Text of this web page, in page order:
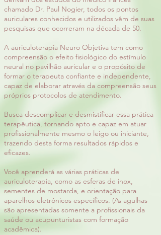
chamado Dr. Paul Nogier, todos os pontos
auriculares conhecidos e utilizados vêm de suas
pesquisas que ocorreram na década de 50.
A auriculoterapia Neuro Objetiva tem como
compreensão o efeito fisiológico do estímulo
neural no pavilhão auricular e o propósito de
formar o terapeuta confiante e independente,
capaz de elaborar através da compreensão seus
próprios protocolos de atendimento.
Busca descomplicar e desmistificar essa prática
terapêutica, tornando apto e capaz em atuar
profissionalmente mesmo o leigo ou iniciante,
trazendo desta forma resultados rápidos e
eficazes.
Você aprenderá as várias práticas de
auriculoterapia, como as esferas de inox,
sementes de mostarda, e orientação para
aparelhos eletrônicos específicos. (As agulhas
são apresentadas somente a profissionais da
saúde ou acupunturistas com formação
acadêmica).